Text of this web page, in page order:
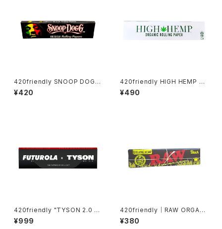
420friendly SNOOP DOGG
- ローリングペーパー / KING S
IZE SLIM
¥420
420friendly HIGH HEMP ロ
ーリングペーパー / KING SIZE
SLIM 無漂白・無添加
¥490
420friendly "TYSON 2.0 X
FUTUROLA" Unbleached R
olling Papers + Tips （キン
¥999
420friendly｜RAW ORGANI
C HEMP BLACK（オーガニック
ヘンプ） 1¼サイズ ローリングペ
¥380